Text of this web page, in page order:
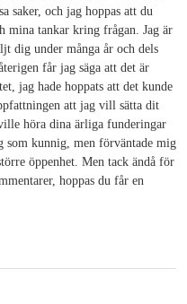
saker, och jag hoppas att du
mina tankar kring frågan. Jag är
dig under många år och dels
får jag säga att det är
jag hade hoppats att det kunde
att jag vill sätta dit
höra dina ärliga funderingar
som kunnig, men förväntade mig
öppenhet. Men tack ändå för
hoppas du får en